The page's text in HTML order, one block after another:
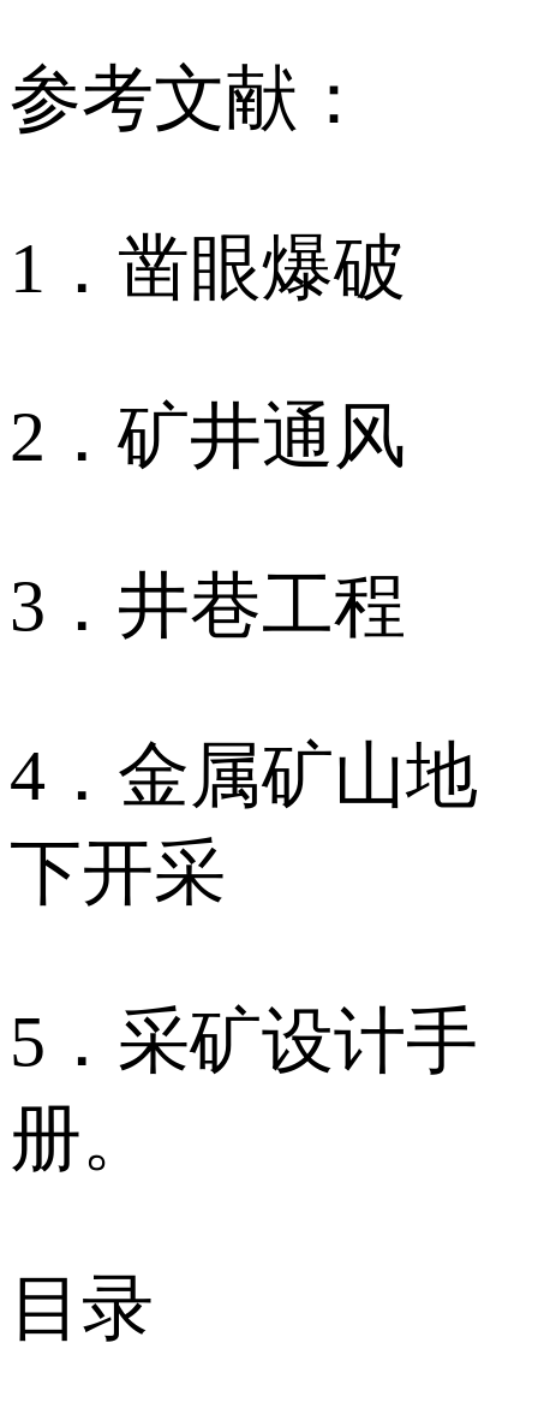
参考文献：
1．凿眼爆破
2．矿井通风
3．井巷工程
4．金属矿山地
下开采
5．采矿设计手
册。
目录